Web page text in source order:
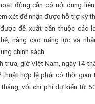
động cần có nội dung
xét để nhận được hỗ trợ kỹ
đề xuất cần thuộc các
nâng cao năng lực và
chính sách.
trưa, giờ Việt Nam, ngày 14
thuật hợp lệ phải có thời gian
với chi phí dự kiến từ